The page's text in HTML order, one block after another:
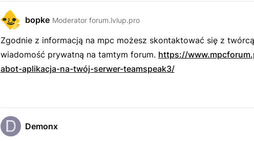
bopke Moderator forum.lvlup.pro
Zgodnie z informacją na mpc możesz skontaktować się z
wiadomość prywatną na tamtym forum. https://
abot-aplikacja-na-twój-serwer-teamspeak3/
Demonx